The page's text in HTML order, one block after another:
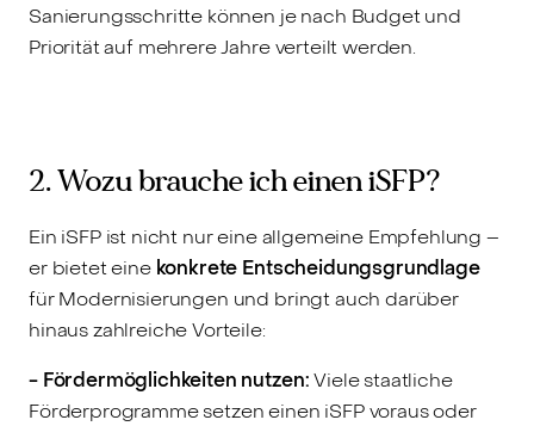
Sanierungsschritte können je nach Budget und
Priorität auf mehrere Jahre verteilt werden.
2. Wozu brauche ich einen iSFP?
Ein iSFP ist nicht nur eine allgemeine Empfehlung –
er bietet eine konkrete Entscheidungsgrundlage
für Modernisierungen und bringt auch darüber
hinaus zahlreiche Vorteile:
- Fördermöglichkeiten nutzen:Viele staatliche
Förderprogramme setzen einen iSFP voraus oder